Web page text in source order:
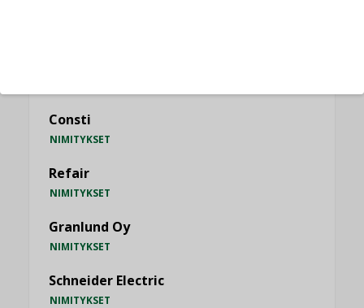
Consti
NIMITYKSET
Refair
NIMITYKSET
Granlund Oy
NIMITYKSET
Schneider Electric
NIMITYKSET